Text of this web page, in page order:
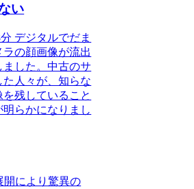
い
デジタルでだま
の顔画像が流出
ました。中古のサ
人々が、知らな
残していること
らかになりまし
開により驚異の